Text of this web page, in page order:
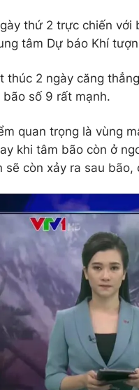
thứ 2 trực chiến với
tâm Dự báo Khí
thúc 2 ngày căng
bão số 9 rất mạnh.
quan trọng là vùng
khi tâm bão còn ở
sẽ còn xảy ra sau